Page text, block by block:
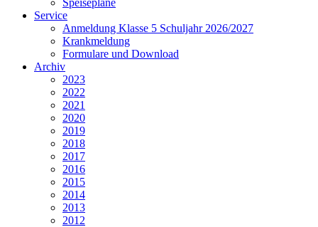
Speisepläne
Service
Anmeldung Klasse 5 Schuljahr 2026/2027
Krankmeldung
Formulare und Download
Archiv
2023
2022
2021
2020
2019
2018
2017
2016
2015
2014
2013
2012